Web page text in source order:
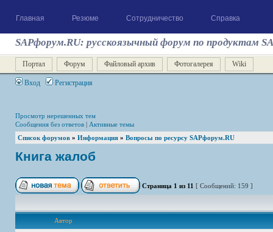
Главная Резюме Сотрудничество Справка
SAPфорум.RU: русскоязычный форум по продуктам
Портал Форум Файловый архив Фотогалерея Wiki
Вход Регистрация
Просмотр нерешенных тем
Сообщения без ответов | Активные темы
Список форумов » Информация » Вопросы по ресурсу SAPфорум.RU
Книга жалоб
Страница 1 из 11 [ Сообщений: 159 ]
Автор